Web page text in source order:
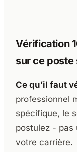
Vérification
sur ce
Ce qu’il faut
professionnel
spécifique, le
postulez - pas
votre carrière.